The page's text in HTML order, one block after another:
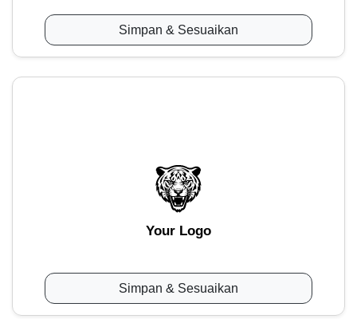
Simpan & Sesuaikan
Your Logo
Simpan & Sesuaikan